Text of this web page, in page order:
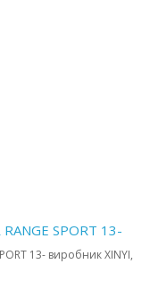
SPORT 13-
13- виробник XINYI,